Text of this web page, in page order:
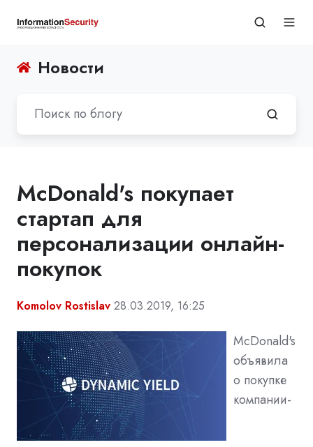
Новости
McDonald's покупает
стартап для
персонализации онлайн-
покупок
Komolov Rostislav 28.03.2019, 16:25
McDonald's
объявила
о покупке
компании-